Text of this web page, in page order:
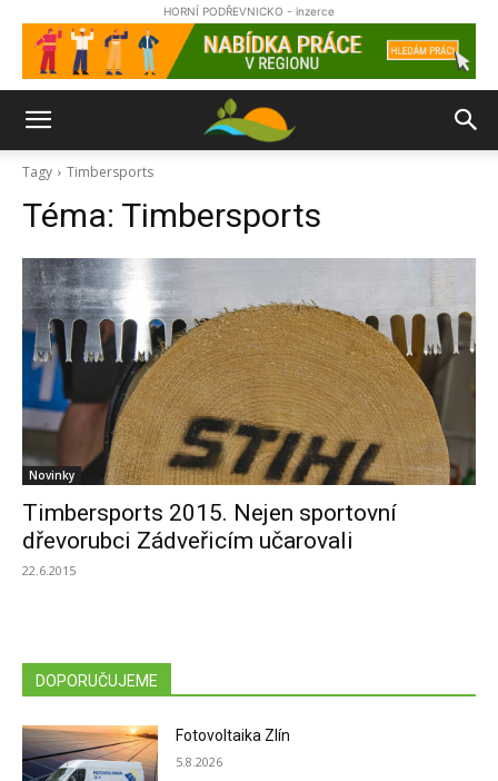
HORNÍ PODŘEVNICKO - inzerce
Tagy Timbersports
Téma: Timbersports
Novinky
Timbersports 2015. Nejen sportovní
dřevorubci Zádveřicím učarovali
22.6.2015
DOPORUČUJEME
Fotovoltaika Zlín
5.8.2026